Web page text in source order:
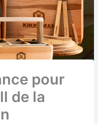
pour
de la